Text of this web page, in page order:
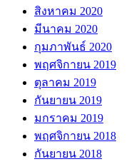
สิงหาคม 2020
มีนาคม 2020
กุมภาพันธ์ 2020
พฤศจิกายน 2019
ตุลาคม 2019
กันยายน 2019
มกราคม 2019
พฤศจิกายน 2018
กันยายน 2018